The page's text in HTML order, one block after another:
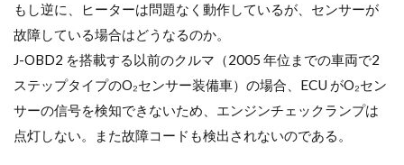
もし逆に、ヒーターは問題なく動作しているが、センサーが
故障している場合はどうなるのか。
J-OBD2 を搭載する以前のクルマ（2005 年位までの車両で2
ステップタイプのO₂センサー装備車）の場合、ECU がO₂セン
サーの信号を検知できないため、エンジンチェックランプは
点灯しない。また故障コードも検出されないのである。